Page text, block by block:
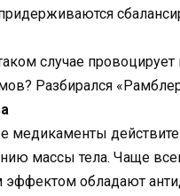
случае
Разбирался
медикаменты
массы тела. Чаще
обладают